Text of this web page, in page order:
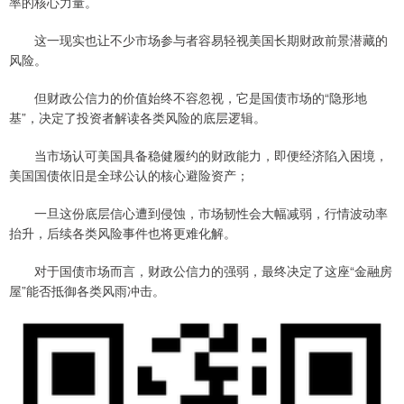
这一现实也让不少市场参与者容易轻视美国长期财政前景潜藏的
风险。
但财政公信力的价值始终不容忽视，它是国债市场的“隐形地
基”，决定了投资者解读各类风险的底层逻辑。
当市场认可美国具备稳健履约的财政能力，即便经济陷入困境，
美国国债依旧是全球公认的核心避险资产；
一旦这份底层信心遭到侵蚀，市场韧性会大幅减弱，行情波动率
抬升，后续各类风险事件也将更难化解。
对于国债市场而言，财政公信力的强弱，最终决定了这座“金融房
屋”能否抵御各类风雨冲击。